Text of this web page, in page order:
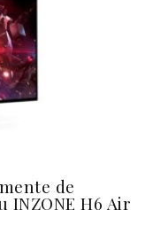
de
INZONE H6 Air